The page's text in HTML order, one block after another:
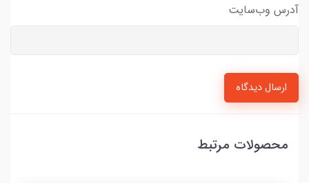
آدرس وب‌سایت
ارسال دیدگاه
محصولات مرتبط